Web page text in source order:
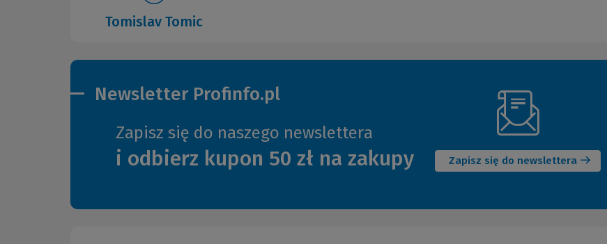
Tomislav Tomic
Newsletter Profinfo.pl
Zapisz się do naszego newslettera
i odbierz kupon 50 zł na zakupy Zapisz się do newslettera
okno)